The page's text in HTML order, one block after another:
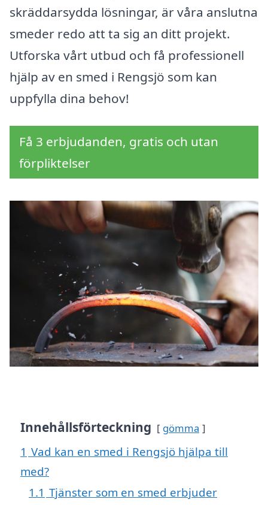
skräddarsydda lösningar, är våra anslutna
smeder redo att ta sig an ditt projekt.
Utforska vårt utbud och få professionell
hjälp av en smed i Rengsjö som kan
uppfylla dina behov!
Få 3 erbjudanden, gratis och utan
förpliktelser
Innehållsförteckning gömma
1 Vad kan en smed i Rengsjö hjälpa till
med?
1.1 Tjänster som en smed erbjuder